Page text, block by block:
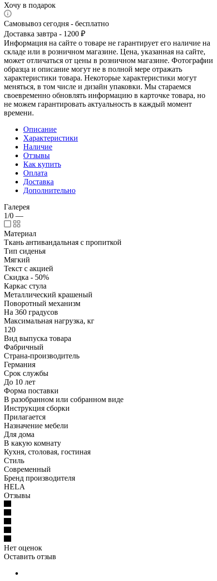
Хочу в подарок
Самовывоз сегодня - бесплатно
Доставка завтра - 1200 ₽
Информация на сайте о товаре не гарантирует его наличие на
складе или в розничном магазине. Цена, указанная на сайте,
может отличаться от цены в розничном магазине. Фотографии
образца и описание могут не в полной мере отражать
характеристики товара. Некоторые характеристики могут
меняться, в том числе и дизайн упаковки. Мы стараемся
своевременно обновлять информацию в карточке товара, но
не можем гарантировать актуальность в каждый момент
времени.
Описание
Характеристики
Наличие
Отзывы
Как купить
Оплата
Доставка
Дополнительно
Галерея
1/0 —
Материал
Ткань антивандальная с пропиткой
Тип сиденья
Мягкий
Текст с акцией
Скидка - 50%
Каркас стула
Металлический крашеный
Поворотный механизм
На 360 градусов
Максимальная нагрузка, кг
120
Вид выпуска товара
Фабричный
Страна-производитель
Германия
Срок службы
До 10 лет
Форма поставки
В разобранном или собранном виде
Инструкция сборки
Прилагается
Назначение мебели
Для дома
В какую комнату
Кухня, столовая, гостиная
Стиль
Современный
Бренд производителя
HELA
Отзывы
Нет оценок
Оставить отзыв